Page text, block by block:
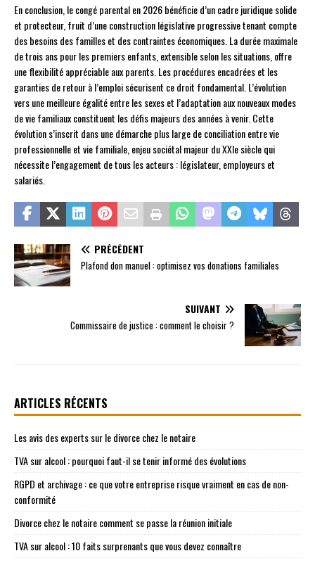
En conclusion, le congé parental en 2026 bénéficie d’un cadre juridique solide
et protecteur, fruit d’une construction législative progressive tenant compte
des besoins des familles et des contraintes économiques. La durée maximale
de trois ans pour les premiers enfants, extensible selon les situations, offre
une flexibilité appréciable aux parents. Les procédures encadrées et les
garanties de retour à l’emploi sécurisent ce droit fondamental. L’évolution
vers une meilleure égalité entre les sexes et l’adaptation aux nouveaux modes
de vie familiaux constituent les défis majeurs des années à venir. Cette
évolution s’inscrit dans une démarche plus large de conciliation entre vie
professionnelle et vie familiale, enjeu sociétal majeur du XXIe siècle qui
nécessite l’engagement de tous les acteurs : législateur, employeurs et
salariés.
PRÉCÉDENT
Plafond don manuel : optimisez vos donations familiales
SUIVANT
Commissaire de justice : comment le choisir ?
ARTICLES RÉCENTS
Les avis des experts sur le divorce chez le notaire
TVA sur alcool : pourquoi faut-il se tenir informé des évolutions
RGPD et archivage : ce que votre entreprise risque vraiment en cas de non-
conformité
Divorce chez le notaire comment se passe la réunion initiale
TVA sur alcool : 10 faits surprenants que vous devez connaître